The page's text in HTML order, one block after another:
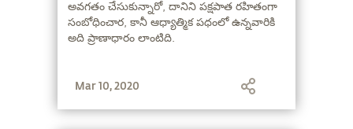
అవగతం చేసుకున్నారో, దానిని పక్షపాత రహితంగా
సంబోధించార, కానీ ఆధ్యాత్మిక పధంలో ఉన్నవారికి
అది ప్రాణాధారం లాంటిది.
Mar 10, 2020